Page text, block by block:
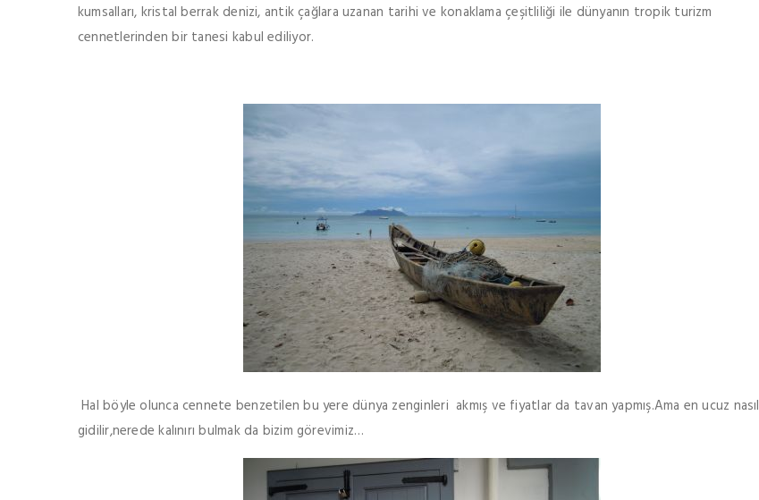
kumsalları, kristal berrak denizi, antik çağlara uzanan tarihi ve konaklama çeşitliliği ile dünyanın tropik turizm
cennetlerinden bir tanesi kabul ediliyor.
Hal böyle olunca cennete benzetilen bu yere dünya zenginleri akmış ve fiyatlar da tavan yapmış.Ama en ucuz nasıl
gidilir,nerede kalınırı bulmak da bizim görevimiz…